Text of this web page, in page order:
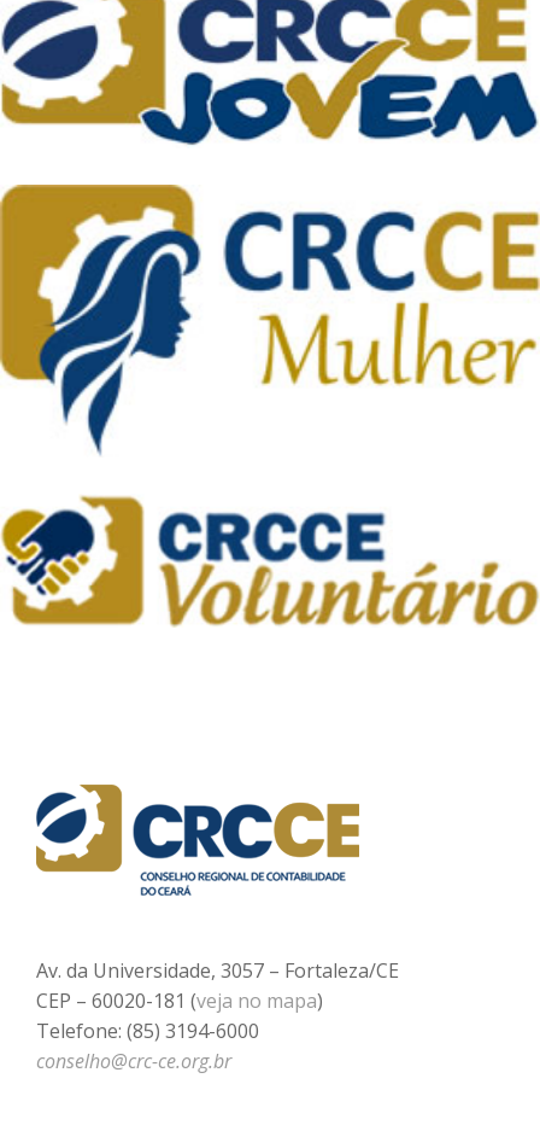
Av. da Universidade, 3057 – Fortaleza/CE
CEP – 60020-181 (veja no mapa)
Telefone: (85) 3194-6000
conselho@crc-ce.org.br